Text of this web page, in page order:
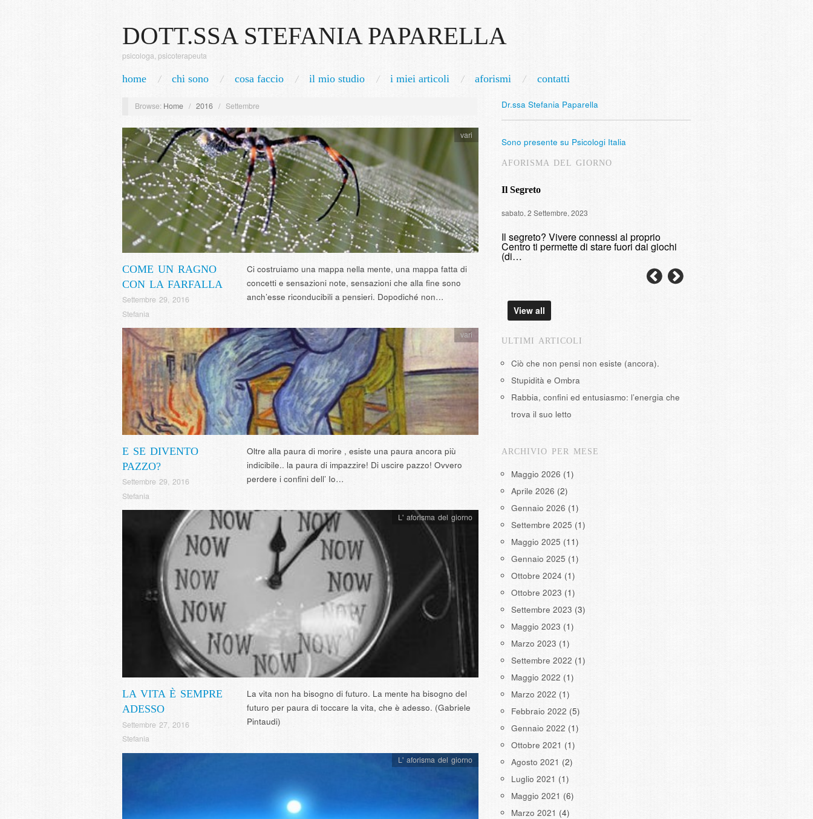
DOTT.SSA STEFANIA PAPARELLA
psicologa, psicoterapeuta
home chi sono cosa faccio il mio studio i miei articoli aforismi contatti
Browse: Home / 2016 / Settembre
COME UN RAGNO
CON LA FARFALLA
Settembre 29, 2016
Stefania
vari
Ci costruiamo una mappa nella mente, una mappa fatta di
concetti e sensazioni note, sensazioni che alla fine sono
anch’esse riconducibili a pensieri. Dopodiché non…
E SE DIVENTO
PAZZO?
Settembre 29, 2016
Stefania
vari
Oltre alla paura di morire , esiste una paura ancora più
indicibile.. la paura di impazzire! Di uscire pazzo! Ovvero
perdere i confini dell’ Io…
LA VITA È SEMPRE
ADESSO
Settembre 27, 2016
Stefania
L' aforisma del giorno
La vita non ha bisogno di futuro. La mente ha bisogno del
futuro per paura di toccare la vita, che è adesso. (Gabriele
Pintaudi)
L' aforisma del giorno
Dr.ssa Stefania Paparella
Sono presente su Psicologi Italia
AFORISMA DEL GIORNO
Il Segreto
sabato, 2 Settembre, 2023
Il segreto? Vivere connessi al proprio
Centro ti permette di stare fuori dai giochi
(di…
View all
ULTIMI ARTICOLI
Ciò che non pensi non esiste (ancora).
Stupidità e Ombra
Rabbia, confini ed entusiasmo: l’energia che
trova il suo letto
ARCHIVIO PER MESE
Maggio 2026 (1)
Aprile 2026 (2)
Gennaio 2026 (1)
Settembre 2025 (1)
Maggio 2025 (11)
Gennaio 2025 (1)
Ottobre 2024 (1)
Ottobre 2023 (1)
Settembre 2023 (3)
Maggio 2023 (1)
Marzo 2023 (1)
Settembre 2022 (1)
Maggio 2022 (1)
Marzo 2022 (1)
Febbraio 2022 (5)
Gennaio 2022 (1)
Ottobre 2021 (1)
Agosto 2021 (2)
Luglio 2021 (1)
Maggio 2021 (6)
Marzo 2021 (4)